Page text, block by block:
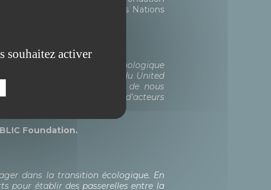
par l'Organisation des Nations
une innovation technologique
s’aligne sur l’ambition du United
Nous sommes fiers de nous
à la prochaine génération d’acteurs
Foundation.
dans la transition écologique. En
pour établir des passerelles entre la
souhaitez activer